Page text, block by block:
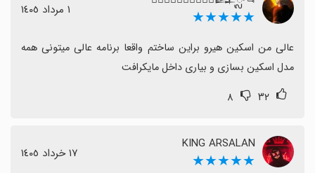
ذخیره یا انتقال، خطوط سیاه روی اسکین یا عدم ورود صحیح
به بازی است که به‌عنوان محدودیت‌های موقتی مطرح
می‌شود.
و قابلیت خلاقیت‌محور برنامه ارزش نگه داشتن و دنبال
اگر هدف شما ساخت و استفاده از اسکین‌های شخصی برای
Minecraft است و آماده هستید تا با مراحل انتقال آشنا
★★★★★ ١ مرداد ١٤٠٥
مدل اسکین بسازی و بیاری داخل مایکرافت
۳۲ ۸
KING ARSALAN
★★★★★ ١٧ خرداد ١٤٠٥